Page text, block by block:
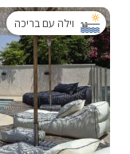
וילה עם בריכה